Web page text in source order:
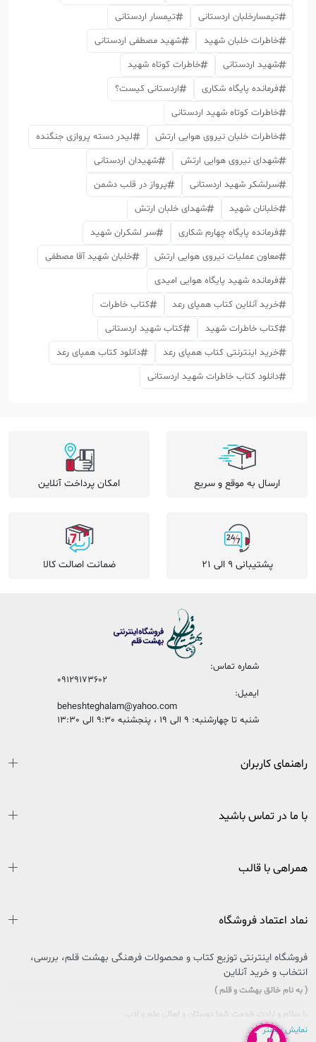
تیمسارخلبان اردستانی
تیمسار اردستانی
خاطرات خلبان شهید
شهید مصطفی اردستانی
شهید اردستانی
خاطرات کوتاه شهید
فرمانده پایگاه شکاری
اردستانی کیست؟
خاطرات کوتاه شهید اردستانی
خاطرات خلبان نیروی هوایی ارتش
لیدر دسته پروازی جنگنده
شهدای نیروی هوایی ارتش
شهیدان اردستانی
سرلشکر شهید اردستانی
پرواز در قلب دشمن
خلبانان شهید
شهدای خلبان ارتش
فرمانده پایگاه چهارم شکاری
سر لشکران شهید
معاون عملیات نیروی هوایی ارتش
خلبان شهید آقا مصطفی
فرمانده شهید پایگاه هوایی امیدی
خرید آنلاین کتاب همپای رعد
کتاب خاطرات
کتاب خاطرات شهید
کتاب شهید اردستانی
خرید اینترنتی کتاب همپای رعد
دانلود کتاب همپای رعد
دانلود کتاب خاطرات شهید اردستانی
ارسال به موقع و سریع امکان پرداخت آنلاین
پشتیبانی 9 الی 21 ضمانت اصالت کالا
شماره تماس:
09129173602
ایمیل:
beheshteghalam@yahoo.com
شنبه تا چهارشنبه: 9 الی 19 ، پنجشنبه 9:30 الی 13:30
راهنمای کاربران
با ما در تماس باشید
همراهی با قالب
نماد اعتماد فروشگاه
فروشگاه اینترنتی توزیع کتاب و محصولات فرهنگی بهشت قلم، بررسی،
انتخاب و خرید آنلاین
( به نام خالق بهشت و قلم )
با سلام و ارادت خدمت شما دوستان و اهالی علم و ادب
سایتی را که در پیش روی دارید حاصل تلاش بی وقفه جمعی از جوانان اهل فرهنگ و کتاب
نمایش بیشتر